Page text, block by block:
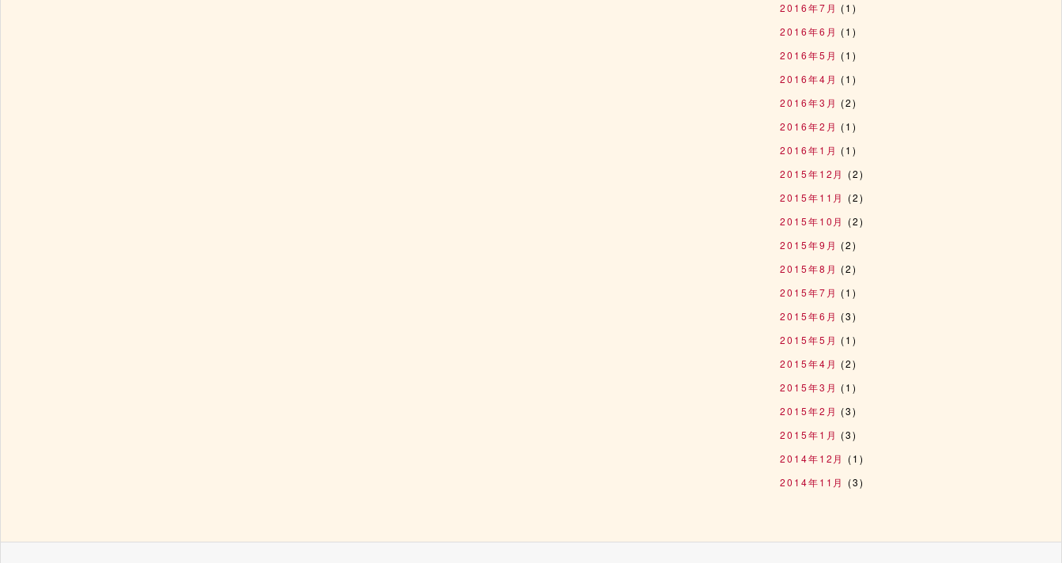
2016年7月 (1)
2016年6月 (1)
2016年5月 (1)
2016年4月 (1)
2016年3月 (2)
2016年2月 (1)
2016年1月 (1)
2015年12月 (2)
2015年11月 (2)
2015年10月 (2)
2015年9月 (2)
2015年8月 (2)
2015年7月 (1)
2015年6月 (3)
2015年5月 (1)
2015年4月 (2)
2015年3月 (1)
2015年2月 (3)
2015年1月 (3)
2014年12月 (1)
2014年11月 (3)